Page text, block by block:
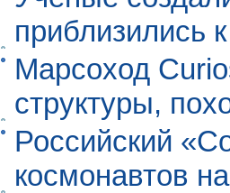
приблизились
Марсоход
структуры,
Российский
космонавтов